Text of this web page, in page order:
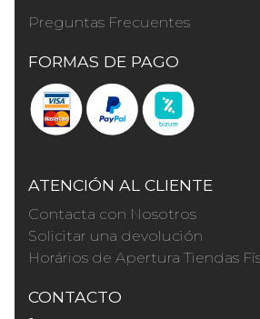
Preguntas Frecuentes
FORMAS DE PAGO
ATENCIÓN AL CLIENTE
Contacta con Nosotros
Solicitar una devolución
Horários de Apertura Tiendas
CONTACTO